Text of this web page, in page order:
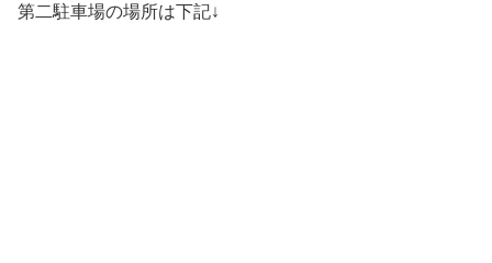
第二駐車場の場所は下記↓